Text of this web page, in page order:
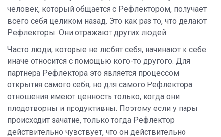
человек, который общается с Рефлектором, получает
всего себя целиком назад. Это как раз то, что делают
Рефлекторы. Они отражают других людей.
Часто люди, которые не любят себя, начинают к себе
иначе относится с помощью кого-то другого. Для
партнера Рефлектора это является процессом
открытия самого себя, но для самого Рефлектора
отношения имеют ценность только, когда они
плодотворны и продуктивны. Поэтому если у пары
происходит зачатие, только тогда Рефлектор
действительно чувствует, что он действительно